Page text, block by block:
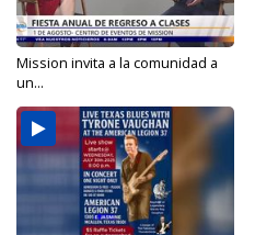
Mission invita a la comunidad a
un...